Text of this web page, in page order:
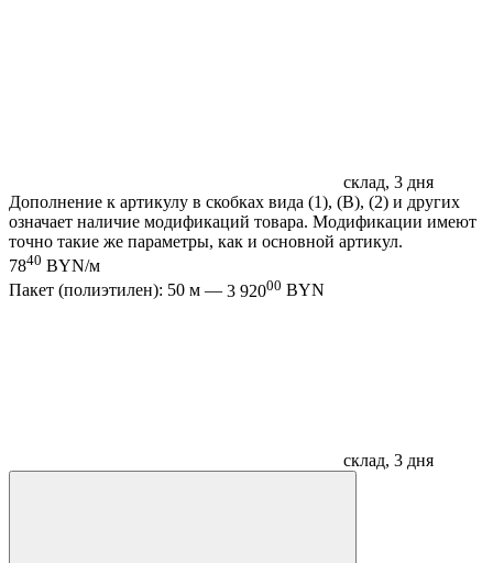
склад, 3 дня
Дополнение к артикулу в скобках вида (1), (B), (2) и других
означает наличие модификаций товара. Модификации имеют
точно такие же параметры, как и основной артикул.
7840 BYN/м
Пакет (полиэтилен): 50 м — 3 92000 BYN
склад, 3 дня